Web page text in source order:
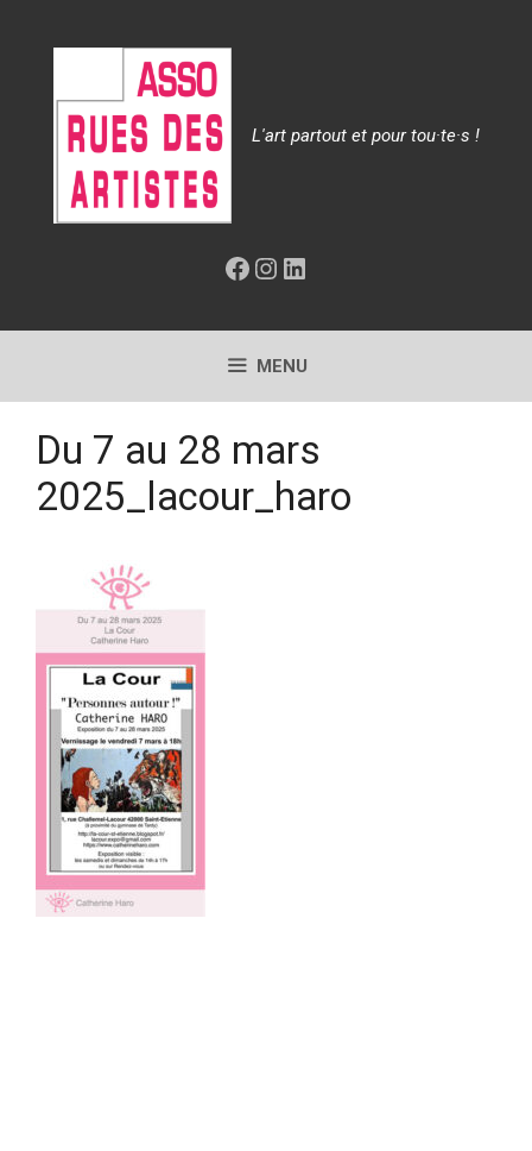
L'art partout et pour tou·te·s !
Facebook
Instagram
LinkedIn
MENU
Du 7 au 28 mars
2025_lacour_haro